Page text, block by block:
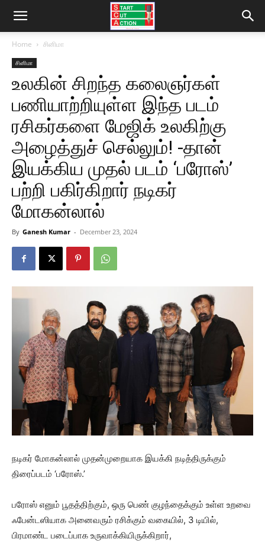
Home சினிமா
சினிமா
உலகின் சிறந்த கலைஞர்கள்
பணியாற்றியுள்ள இந்த படம்
ரசிகர்களை மேஜிக் உலகிற்கு
அழைத்துச் செல்லும்! -தான்
இயக்கிய முதல் படம் ‘பரோஸ்’
பற்றி பகிர்கிறார் நடிகர்
மோகன்லால்
By Ganesh Kumar - December 23, 2024
நடிகர் மோகன்லால் முதன்முறையாக இயக்கி நடித்திருக்கும்
திரைப்படம் ‘பரோஸ்.’
பரோஸ் எனும் பூதத்திற்கும், ஒரு பெண் குழந்தைக்கும் உள்ள உறவை
ஃபேன்டஸியாக அனைவரும் ரசிக்கும் வகையில், 3 டியில்,
பிரமாண்ட படைப்பாக உருவாக்கியிருக்கிறார்,